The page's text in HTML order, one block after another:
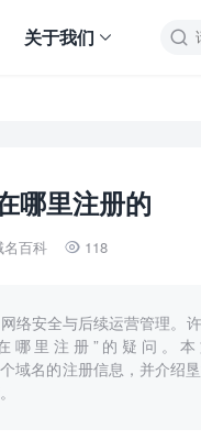

关于我们
哪里注册的
名百科  118
络安全与后续运营管理。
里注册”的疑问。
域名的注册信息，并介绍